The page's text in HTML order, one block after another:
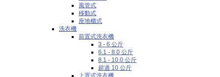
風管式
移動式
座地櫃式
洗衣機
前置式洗衣機
3 - 6 公斤
6.1 - 8.0 公斤
8.1 - 10.0 公斤
超過 10 公斤
上置式洗衣機